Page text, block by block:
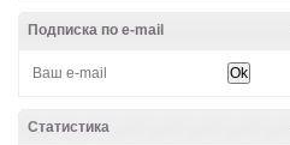
Подписка по e-mail
Статистика